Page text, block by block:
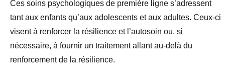
Ces soins psychologiques de première ligne s’adressent
tant aux enfants qu’aux adolescents et aux adultes. Ceux-ci
visent à renforcer la résilience et l’autosoin ou, si
nécessaire, à fournir un traitement allant au-delà du
renforcement de la résilience.